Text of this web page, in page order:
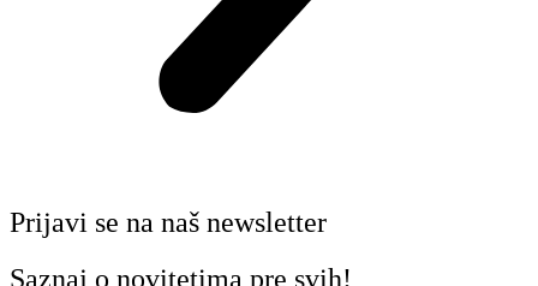
Prijavi se na naš newsletter
Saznaj o novitetima pre svih!